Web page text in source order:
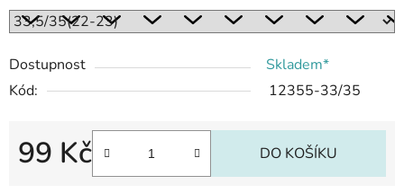
Dostupnost
Skladem*
Kód:
12355-33/35
99 Kč
Měrná cena:
DO KOŠÍKU